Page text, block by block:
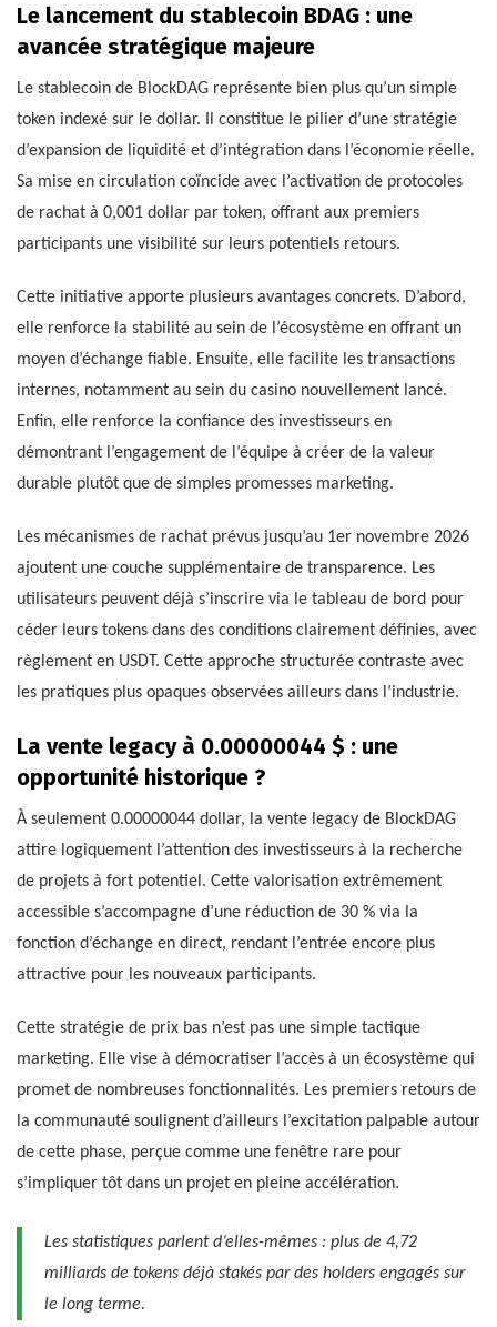
Le lancement du stablecoin BDAG : une
avancée stratégique majeure
Le stablecoin de BlockDAG représente bien plus qu’un simple
token indexé sur le dollar. Il constitue le pilier d’une stratégie
d’expansion de liquidité et d’intégration dans l’économie réelle.
Sa mise en circulation coïncide avec l’activation de protocoles
de rachat à 0,001 dollar par token, offrant aux premiers
participants une visibilité sur leurs potentiels retours.
Cette initiative apporte plusieurs avantages concrets. D’abord,
elle renforce la stabilité au sein de l’écosystème en offrant un
moyen d’échange fiable. Ensuite, elle facilite les transactions
internes, notamment au sein du casino nouvellement lancé.
Enfin, elle renforce la confiance des investisseurs en
démontrant l’engagement de l’équipe à créer de la valeur
durable plutôt que de simples promesses marketing.
Les mécanismes de rachat prévus jusqu’au 1er novembre 2026
ajoutent une couche supplémentaire de transparence. Les
utilisateurs peuvent déjà s’inscrire via le tableau de bord pour
céder leurs tokens dans des conditions clairement définies, avec
règlement en USDT. Cette approche structurée contraste avec
les pratiques plus opaques observées ailleurs dans l’industrie.
La vente legacy à 0.00000044 $ : une
opportunité historique ?
À seulement 0.00000044 dollar, la vente legacy de BlockDAG
attire logiquement l’attention des investisseurs à la recherche
de projets à fort potentiel. Cette valorisation extrêmement
accessible s’accompagne d’une réduction de 30 % via la
fonction d’échange en direct, rendant l’entrée encore plus
attractive pour les nouveaux participants.
Cette stratégie de prix bas n’est pas une simple tactique
marketing. Elle vise à démocratiser l’accès à un écosystème qui
promet de nombreuses fonctionnalités. Les premiers retours de
la communauté soulignent d’ailleurs l’excitation palpable autour
de cette phase, perçue comme une fenêtre rare pour
s’impliquer tôt dans un projet en pleine accélération.
Les statistiques parlent d’elles-mêmes : plus de 4,72
milliards de tokens déjà stakés par des holders engagés sur
le long terme.